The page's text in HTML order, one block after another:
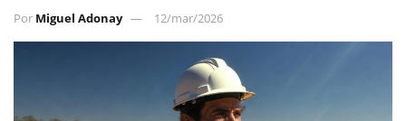
Por Miguel Adonay 12/mar/2026